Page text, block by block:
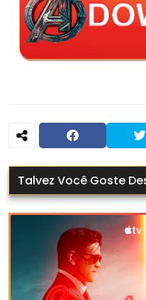
Talvez Você Goste